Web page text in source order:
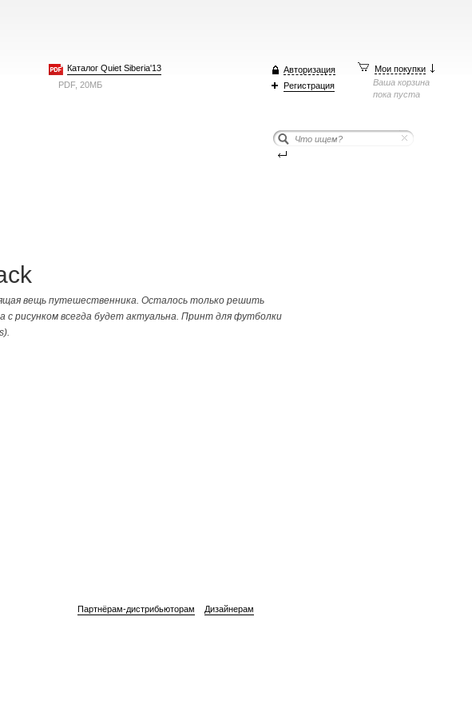
Авторизация
Регистрация
Мои покупки
Ваша корзина
пока пуста
Каталог Quiet Siberia'13
PDF, 20МБ
вещь путешественника. Осталось только решить
рисунком всегда будет актуальна. Принт для футболки
Партнёрам-дистрибьюторам Дизайнерам